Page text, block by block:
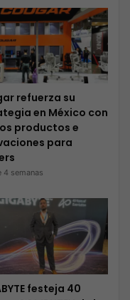
refuerza su
en México con
productos e
para
4 semanas
festeja 40